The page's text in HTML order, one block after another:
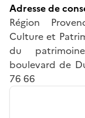
Adresse de
Région
Culture et
du
boulevard de
76 66